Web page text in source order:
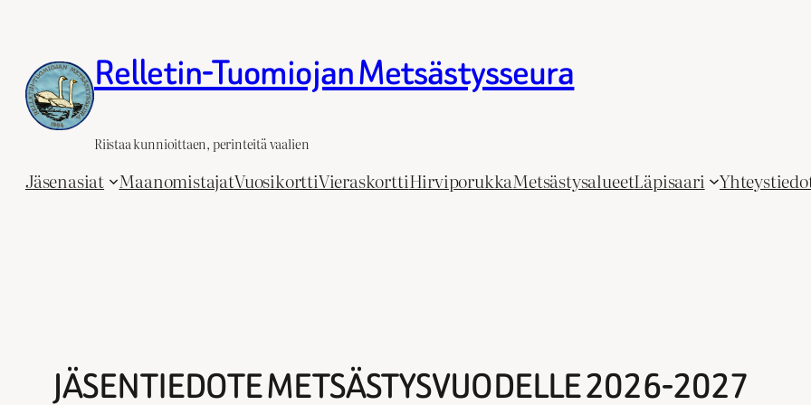
Relletin-Tuomiojan Metsästysseura
Riistaa kunnioittaen, perinteitä vaalien
Jäsenasiat MaanomistajatVuosikorttiVieraskorttiHirviporukkaMetsästysalueetLäpisaari
JÄSENTIEDOTE METSÄSTYSVUODELLE 2026-2027